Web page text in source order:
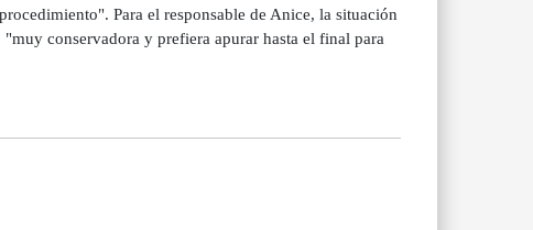
Para el responsable de Anice, la situación
conservadora y prefiera apurar hasta el final para